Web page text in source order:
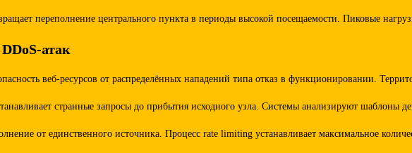
переполнение центрального пункта в периоды высокой посещаемости. Пиковые
атак
веб-ресурсов от распределённых нападений типа отказ в функционировании.
странные запросы до прибытия исходного узла. Системы анализируют
от единственного источника. Процесс rate limiting устанавливает максимальное